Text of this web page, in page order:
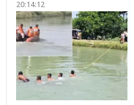
20:14:12